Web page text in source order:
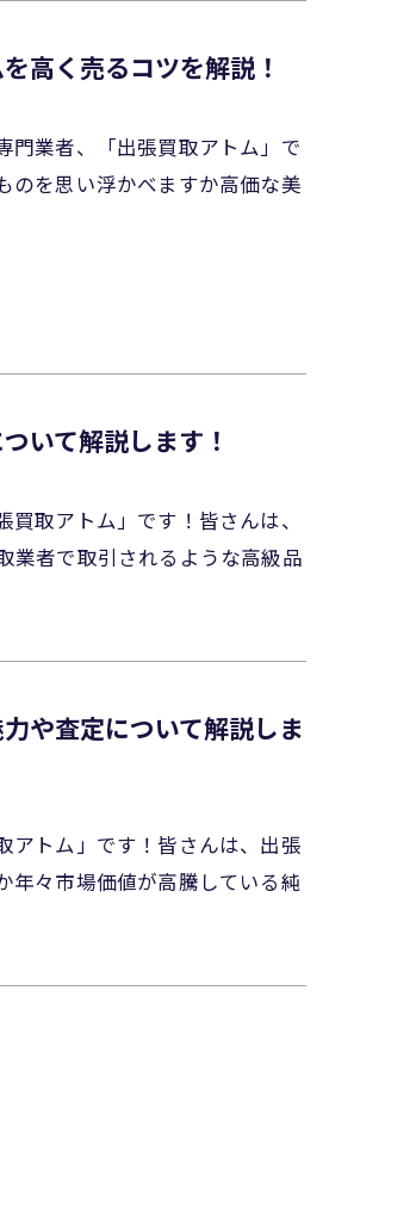
高く売るコツを解説！
門業者、「出張買取アトム」で
のを思い浮かべますか高価な美
いて解説します！
取アトム」です！皆さんは、
業者で取引されるような高級品
や査定について解説しま
アトム」です！皆さんは、出張
年々市場価値が高騰している純